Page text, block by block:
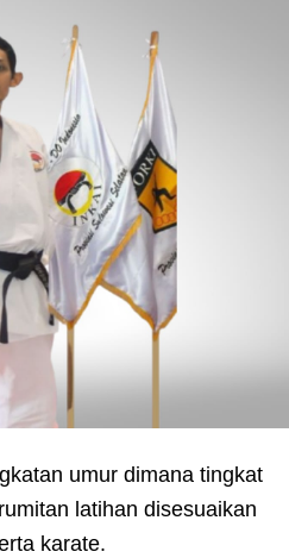
umur dimana tingkat
latihan disesuaikan
karate.